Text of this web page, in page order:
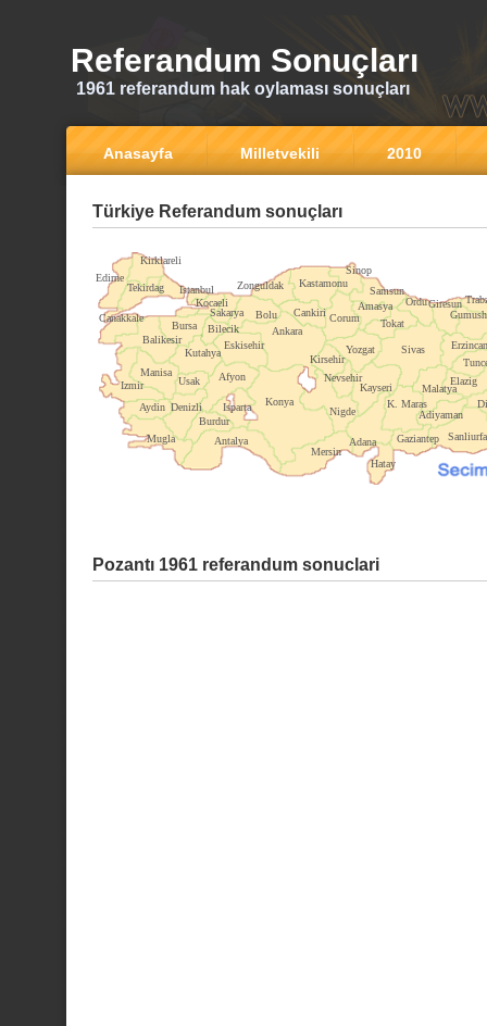
Referandum Sonuçları
1961 referandum hak oylaması sonuçları
Anasayfa Milletvekili 2010
Türkiye Referandum sonuçları
Ankara
Kirklareli
Edirne
Tekirdag
Canakkale
Balikesir
Bursa
Istanbul
Kocaeli
Sakarya
Zonguldak
Bolu
Bilecik
Eskisehir
Kutahya
Manisa
Izmir
Aydin
Mugla
Denizli
Burdur
Usak Afyon
Isparta
Antalya
Konya
Mersin
Kirsehir
Cankiri
Kastamonu
Sinop
Corum
Yozgat
Nevsehir
Nigde
Adana
Hatay
K. Maras
Kayseri
Sivas
Tokat
Amasya
Samsun
OrduGiresun
Erzincan
Malatya
Gaziantep Sanliurfa
Adiyaman
Elazig
Pozantı 1961 referandum sonuclari